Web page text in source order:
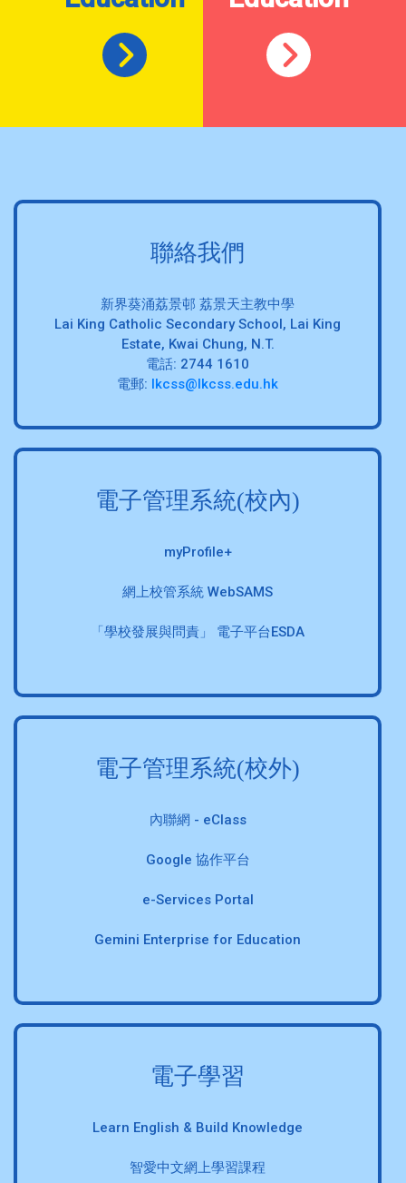
聯絡我們
新界葵涌荔景邨 荔景天主教中學
Lai King Catholic Secondary School, Lai King
Estate, Kwai Chung, N.T.
電話: 2744 1610
電郵: lkcss@lkcss.edu.hk
電子管理系統(校內)
myProfile+
網上校管系統 WebSAMS
「學校發展與問責」 電子平台ESDA
電子管理系統(校外)
內聯網 - eClass
Google 協作平台
e-Services Portal
Gemini Enterprise for Education
電子學習
Learn English & Build Knowledge
智愛中文網上學習課程